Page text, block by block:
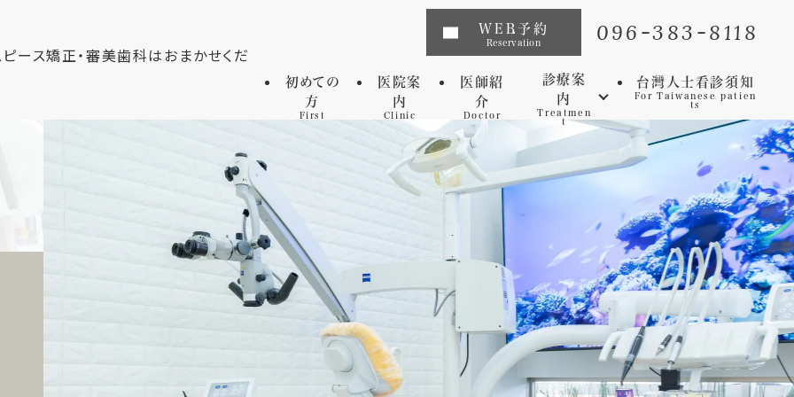
WEB予約
Reservation 096-383-8118
初めての
方
First
医院案
内
Clinic
医師紹
介
Doctor
診療案
内
Treatmen
t
インプラント
マウスピース矯正
セレック
審美歯科
ホワイトニング
矯正歯科
歯周病
予防歯科
マイクロスコープ
台灣人士看診須知
For Taiwanese patien
ts